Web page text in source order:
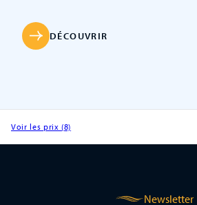
Roquelin, labellisé « Jardin
les jardins de Roquelin dans le cercle
beaux jardins du Val […]
DÉCOUVRIR
Voir les prix (8)
Newsletter